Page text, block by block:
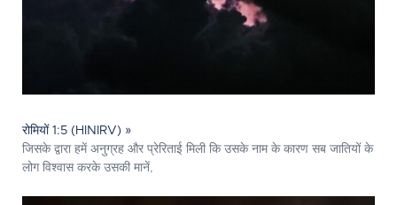
रोमियों 1:5 (HINIRV) »
जिसके द्वारा हमें अनुग्रह और प्रेरिताई मिली कि उसके नाम के कारण सब जातियों के
लोग विश्वास करके उसकी मानें,